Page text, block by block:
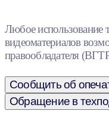
Любое использование
видеоматериалов
правообладателя
Сообщить об
Обращение в